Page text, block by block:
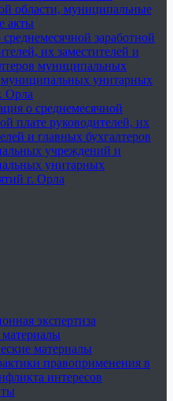
области, муниципальные
акты
заработной
их заместителей и
муниципальных
унитарных
Орла
о среднемесячной
плате руководителей, их
и главных бухгалтеров
учреждений и
унитарных
г. Орла
экспертиза
материалы
правоприменения в
интересов